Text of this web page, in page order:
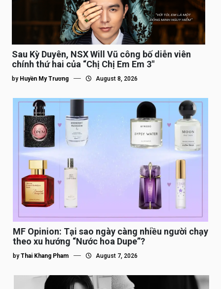
Sau Kỳ Duyên, NSX Will Vũ công bố diễn viên
chính thứ hai của “Chị Chị Em Em 3″
by Huyền My Trương August 8, 2026
MF Opinion: Tại sao ngày càng nhiều người chạy
theo xu hướng “Nước hoa Dupe”?
by Thai Khang Pham August 7, 2026